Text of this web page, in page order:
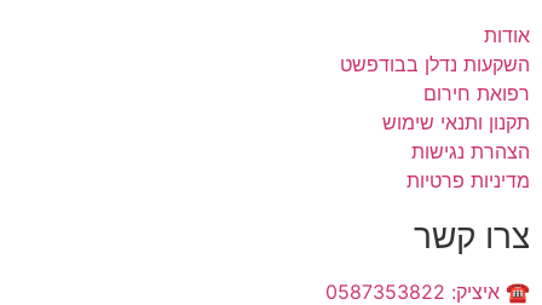
אודות
השקעות נדלן בבודפשט
רפואת חירום
תקנון ותנאי שימוש
הצהרת נגישות
מדיניות פרטיות
צרו קשר
☎️ איציק: 0587353822